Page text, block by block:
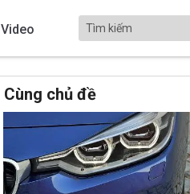
Video
Cùng chủ đề